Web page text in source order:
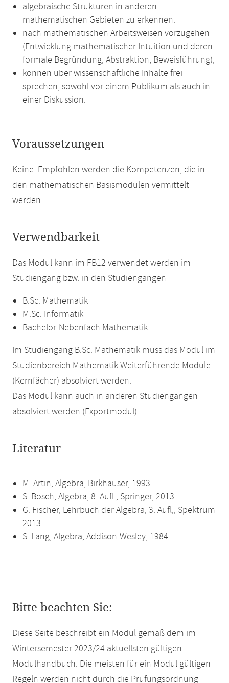
algebraische Strukturen in anderen
mathematischen Gebieten zu erkennen.
nach mathematischen Arbeitsweisen vorzugehen
(Entwicklung mathematischer Intuition und deren
formale Begründung, Abstraktion, Beweisführung),
können über wissenschaftliche Inhalte frei
sprechen, sowohl vor einem Publikum als auch in
einer Diskussion.
Voraussetzungen
Keine. Empfohlen werden die Kompetenzen, die in
den mathematischen Basismodulen vermittelt
werden.
Verwendbarkeit
Das Modul kann im FB12 verwendet werden im
Studiengang bzw. in den Studiengängen
B.Sc. Mathematik
M.Sc. Informatik
Bachelor-Nebenfach Mathematik
Im Studiengang B.Sc. Mathematik muss das Modul im
Studienbereich Mathematik Weiterführende Module
(Kernfächer) absolviert werden.
Das Modul kann auch in anderen Studiengängen
absolviert werden (Exportmodul).
Literatur
M. Artin, Algebra, Birkhäuser, 1993.
S. Bosch, Algebra, 8. Aufl., Springer, 2013.
G. Fischer, Lehrbuch der Algebra, 3. Aufl,, Spektrum
2013.
S. Lang, Algebra, Addison-Wesley, 1984.
Bitte beachten Sie:
Diese Seite beschreibt ein Modul gemäß dem im
Wintersemester 2023/24 aktuellsten gültigen
Modulhandbuch. Die meisten für ein Modul gültigen
Regeln werden nicht durch die Prüfungsordnung